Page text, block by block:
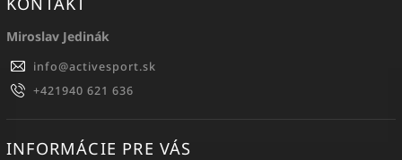
Miroslav Jedinák
info@activesport.sk
+421940 621 636
INFORMÁCIE PRE VÁS